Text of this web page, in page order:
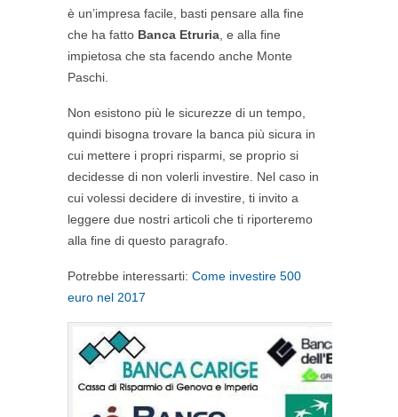
è un’impresa facile, basti pensare alla fine
che ha fatto Banca Etruria , e alla fine
impietosa che sta facendo anche Monte
Paschi.
Non esistono più le sicurezze di un tempo,
quindi bisogna trovare la banca più sicura in
cui mettere i propri risparmi, se proprio si
decidesse di non volerli investire. Nel caso in
cui volessi decidere di investire, ti invito a
leggere due nostri articoli che ti riporteremo
alla fine di questo paragrafo.
Potrebbe interessarti: Come investire 500
euro nel 2017